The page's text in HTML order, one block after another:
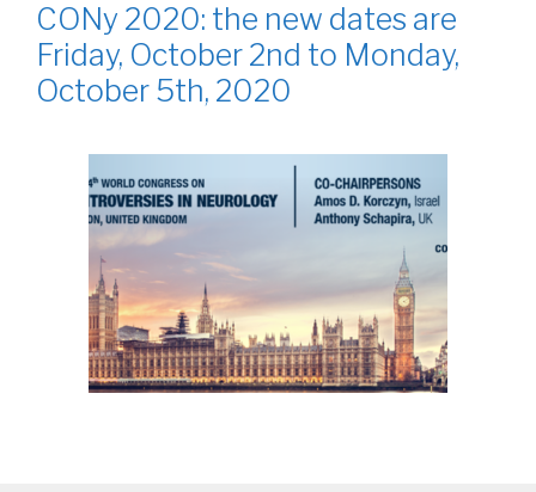
CONy 2020: the new dates are
Friday, October 2nd to Monday,
October 5th, 2020